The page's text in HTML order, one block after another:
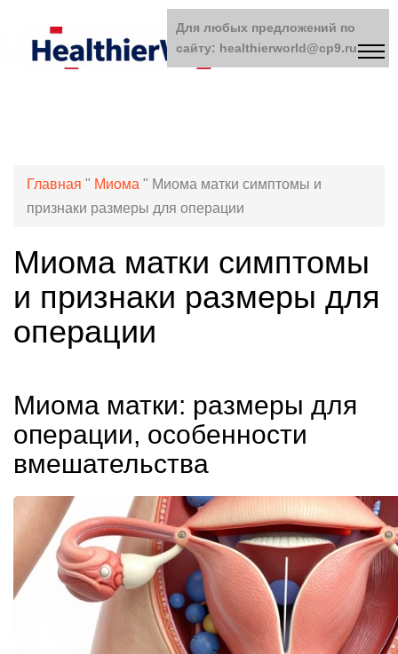
Главная " Миома " Миома матки симптомы и
признаки размеры для операции
Миома матки симптомы
и признаки размеры для
операции
Миома матки: размеры для
операции, особенности
вмешательства
Для любых предложений по
сайту: healthierworld@cp9.ru